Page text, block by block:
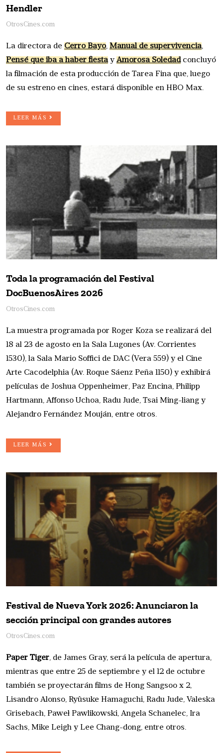
Hendler
OtrosCines.com
La directora de Cerro Bayo, Manual de supervivencia,
Pensé que iba a haber fiestayAmorosa Soledadconcluyó
la filmación de esta producción de Tarea Fina que, luego
de su estreno en cines, estará disponible en HBO Max.
LEER MÁS
Toda la programación del Festival
DocBuenosAires 2026
OtrosCines.com
La muestra programada por Roger Koza se realizará del
18 al 23 de agosto en la Sala Lugones (Av. Corrientes
1530), la Sala Mario Soffici de DAC (Vera 559) y el Cine
Arte Cacodelphia (Av. Roque Sáenz Peña 1150) y exhibirá
películas de Joshua Oppenheimer, Paz Encina, Philipp
Hartmann, Affonso Uchoa, Radu Jude, Tsai Ming-liang y
Alejandro Fernández Mouján, entre otros.
LEER MÁS
Festival de Nueva York 2026: Anunciaron la
sección principal con grandes autores
OtrosCines.com
Paper Tiger, de James Gray, será la película de apertura,
mientras que entre 25 de septiembre y el 12 de octubre
también se proyectarán films de Hong Sangsoo x 2,
Lisandro Alonso, Ryûsuke Hamaguchi, Radu Jude, Valeska
Grisebach, Paweł Pawlikowski, Angela Schanelec, Ira
Sachs, Mike Leigh y Lee Chang-dong, entre otros.